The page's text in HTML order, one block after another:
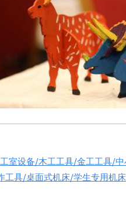
室设备/木工工具/金工工具/
工具/桌面式机床/学生专用机